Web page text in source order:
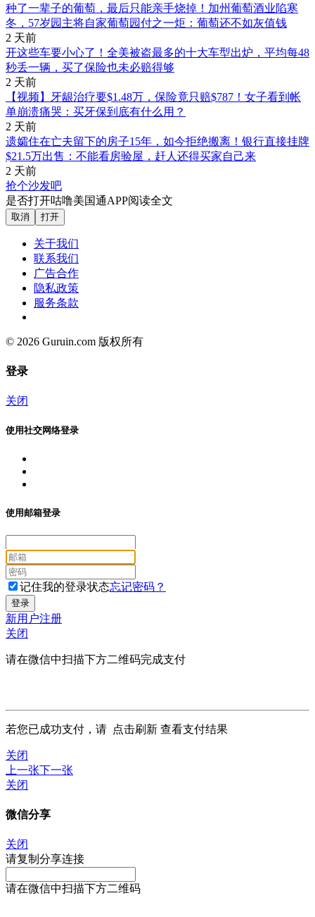
种了一辈子的葡萄，最后只能亲手烧掉！加州葡萄酒业陷寒
冬，57岁园主将自家葡萄园付之一炬：葡萄还不如灰值钱
2 天前
开这些车要小心了！全美被盗最多的十大车型出炉，平均每48
秒丢一辆，买了保险也未必赔得够
2 天前
【视频】牙龈治疗要$1.48万，保险竟只赔$787！女子看到帐
单崩溃痛哭：买牙保到底有什么用？
2 天前
遗孀住在亡夫留下的房子15年，如今拒绝搬离！银行直接挂牌
$21.5万出售：不能看房验屋，赶人还得买家自己来
2 天前
抢个沙发吧
是否打开咕噜美国通APP阅读全文
取消 打开
关于我们
联系我们
广告合作
隐私政策
服务条款
© 2026 Guruin.com 版权所有
登录
关闭
使用社交网络登录
使用邮箱登录
记住我的登录状态忘记密码？
新用户注册
关闭
请在微信中扫描下方二维码完成支付
若您已成功支付，请 点击刷新 查看支付结果
关闭
上一张下一张
关闭
微信分享
关闭
请复制分享连接
请在微信中扫描下方二维码